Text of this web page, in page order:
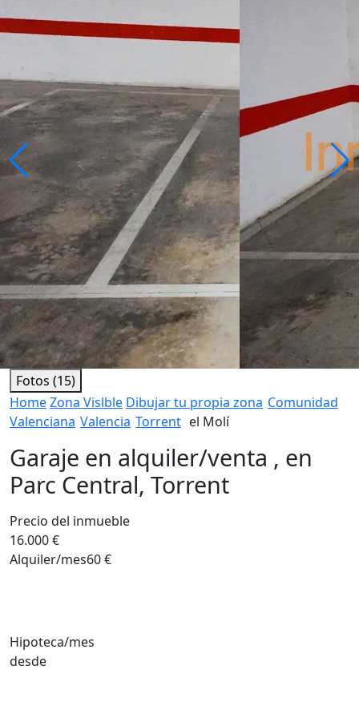
Fotos (15)
HomeZona Vislble Dibujar tu propia zona Comunidad
Valenciana Valencia Torrent el Molí
Garaje en alquiler/venta , en
Parc Central, Torrent
Precio del inmueble
16.000 €
Alquiler/mes60 €
Hipoteca/mes
desde